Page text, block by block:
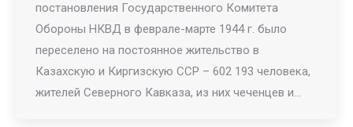
постановления Государственного Комитета
Обороны НКВД в феврале-марте 1944 г. было
переселено на постоянное жительство в
Казахскую и Киргизскую ССР – 602 193 человека,
жителей Северного Кавказа, из них чеченцев и…